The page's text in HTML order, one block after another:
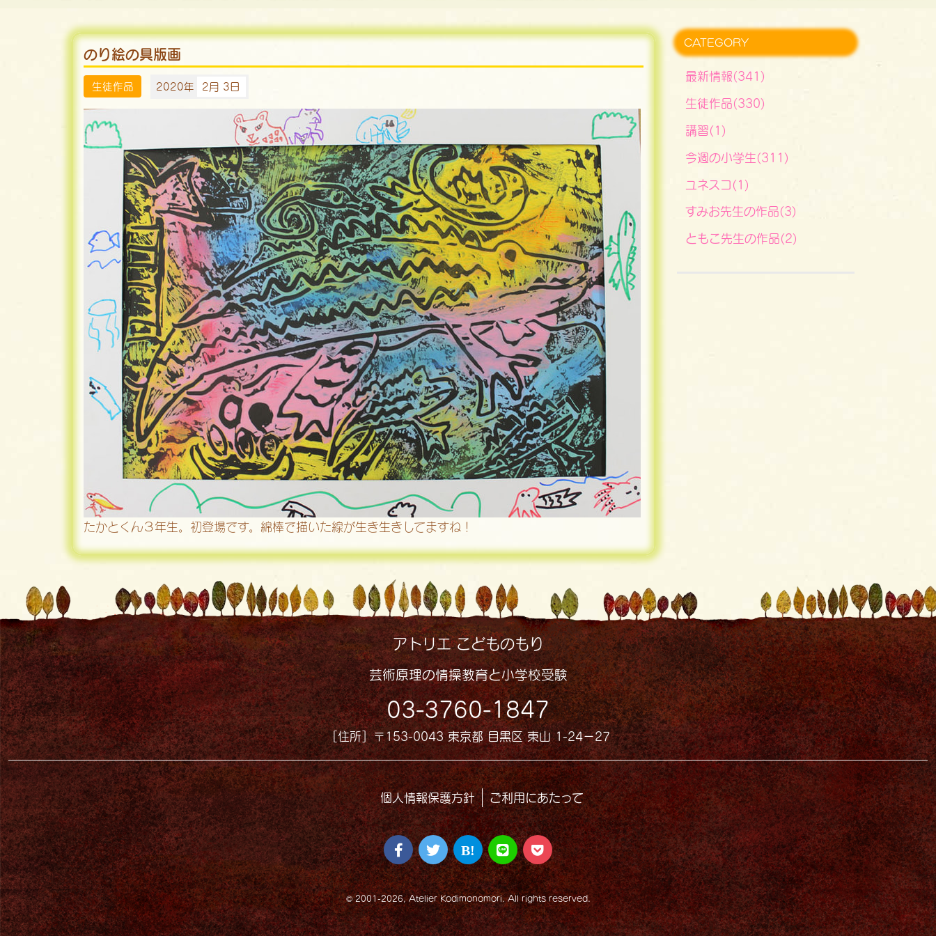
のり絵の具版画
生徒作品 2020年 2月 3日
たかとくん３年生。初登場です。綿棒で描いた線が生き生きしてますね！
CATEGORY
最新情報(341)
生徒作品(330)
講習(1)
今週の小学生(311)
ユネスコ(1)
すみお先生の作品(3)
ともこ先生の作品(2)
アトリエ こどものもり
芸術原理の情操教育と小学校受験
03-3760-1847
［住所］〒153-0043 東京都 目黒区 東山 1-24−27
個人情報保護方針 ご利用にあたって
© 2001-2026, Atelier Kodimonomori. All rights reserved.